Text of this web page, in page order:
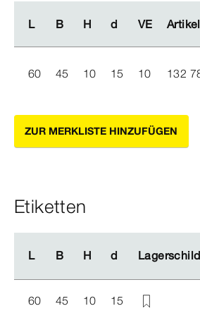
L B H d VE Artikel
L B H d VE Artikel
60 45 10 15 10 132
ZUR MERKLISTE HINZUFÜGEN
Etiketten
L B H d
L B H d
60 45 10 15